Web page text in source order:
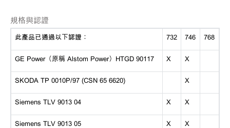
規格與認證
此產品已通過以下認證： 732 746 768
GE Power（原稱 Alstom Power）HTGD 90117 X X
SKODA TP 0010P/97 (CSN 65 6620) X
Siemens TLV 9013 04 X X
Siemens TLV 9013 05 X X